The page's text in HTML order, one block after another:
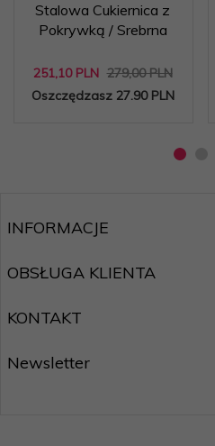
Stalowa Cukiernica z
Pokrywką / Srebrna
251,10 PLN 279,00 PLN
Oszczędzasz 27.90 PLN
INFORMACJE
OBSŁUGA KLIENTA
KONTAKT
Newsletter